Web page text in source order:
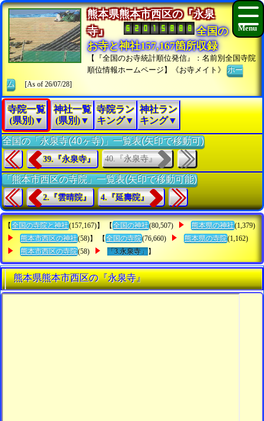
熊本県熊本市西区の『永泉
寺』
全国の
お寺と神社157,167箇所収録
【『全国のお寺統計順位発信』：名前別全国寺院
順位情報ホームページ】《お寺メイト》ホー
ム
[As of 26/07/28]
寺院一覧
(県別)▼
神社一覧
(県別)▼
寺院ラン
キング▼
神社ラン
キング▼
全国の「永泉寺(40ヶ寺)」一覧表(矢印で移動可)
39.『永泉寺』 40.『永泉寺』
「熊本市西区の寺院」一覧表(矢印で移動可能)
2.『雲晴院』 4.『延壽院』
【 全国の寺院と神社(157,167)】 【 全国の神社(80,507) 熊本県の神社(1,379)
熊本市西区の神社(58)】 【 全国の寺院(76,660) 熊本県の寺院(1,162)
熊本市西区の寺院(58) 「3.永泉寺」 】
熊本県熊本市西区の『永泉寺』